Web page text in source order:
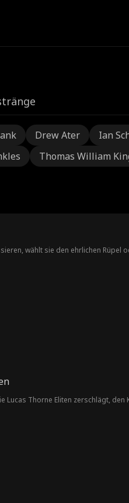
Drew Ater Ian
Thomas William
wählt sie den ehrlichen Rüpel
Lucas Thorne Eliten zerschlägt,